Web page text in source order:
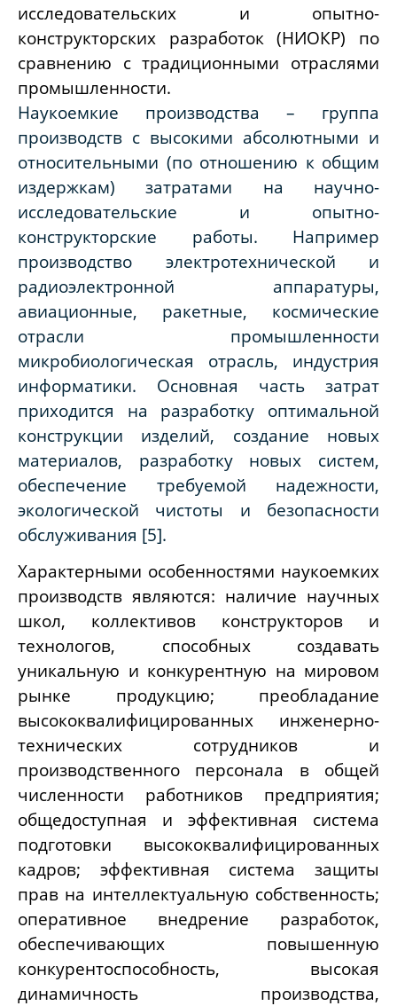
исследовательских и опытно-
конструкторских разработок (НИОКР) по
сравнению с традиционными отраслями
промышленности.
Наукоемкие производства – группа
производств с высокими абсолютными и
относительными (по отношению к общим
издержкам) затратами на научно-
исследовательские и опытно-
конструкторские работы. Например
производство электротехнической и
радиоэлектронной аппаратуры,
авиационные, ракетные, космические
отрасли промышленности
микробиологическая отрасль, индустрия
информатики. Основная часть затрат
приходится на разработку оптимальной
конструкции изделий, создание новых
материалов, разработку новых систем,
обеспечение требуемой надежности,
экологической чистоты и безопасности
обслуживания [5].
Характерными особенностями наукоемких
производств являются: наличие научных
школ, коллективов конструкторов и
технологов, способных создавать
уникальную и конкурентную на мировом
рынке продукцию; преобладание
высококвалифицированных инженерно-
технических сотрудников и
производственного персонала в общей
численности работников предприятия;
общедоступная и эффективная система
подготовки высококвалифицированных
кадров; эффективная система защиты
прав на интеллектуальную собственность;
оперативное внедрение разработок,
обеспечивающих повышенную
конкурентоспособность, высокая
динамичность производства,